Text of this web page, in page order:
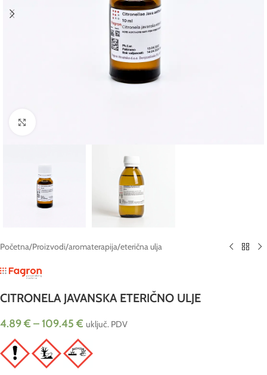
Početna/Proizvodi/aromaterapija/eterična ulja
CITRONELA JAVANSKA ETERIČNO ULJE
4.89€ –109.45 € uključ. PDV